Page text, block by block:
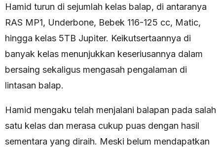
Hamid turun di sejumlah kelas balap, di antaranya
RAS MP1, Underbone, Bebek 116-125 cc, Matic,
hingga kelas 5TB Jupiter. Keikutsertaannya di
banyak kelas menunjukkan keseriusannya dalam
bersaing sekaligus mengasah pengalaman di
lintasan balap.
Hamid mengaku telah menjalani balapan pada salah
satu kelas dan merasa cukup puas dengan hasil
sementara yang diraih. Meski belum mendapatkan